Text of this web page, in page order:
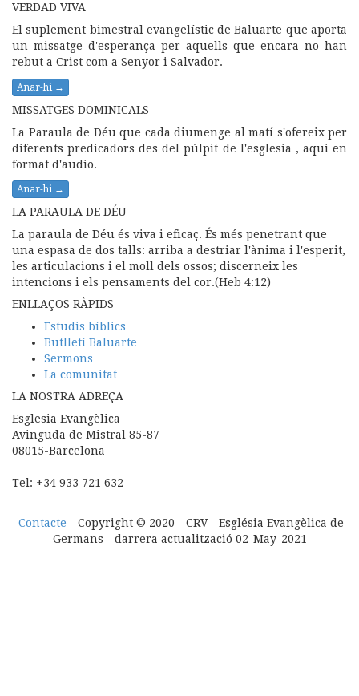
VERDAD VIVA
El suplement bimestral evangelístic de Baluarte que aporta
un missatge d'esperança per aquells que encara no han
rebut a Crist com a Senyor i Salvador.
Anar-hi →
MISSATGES DOMINICALS
La Paraula de Déu que cada diumenge al matí s'ofereix per
diferents predicadors des del púlpit de l'esglesia , aqui en
format d'audio.
Anar-hi →
LA PARAULA DE DÉU
La paraula de Déu és viva i eficaç. És més penetrant que
una espasa de dos talls: arriba a destriar l'ànima i l'esperit,
les articulacions i el moll dels ossos; discerneix les
intencions i els pensaments del cor.(Heb 4:12)
ENLLAÇOS RÀPIDS
Estudis bíblics
Butlletí Baluarte
Sermons
La comunitat
LA NOSTRA ADREÇA
Esglesia Evangèlica
Avinguda de Mistral 85-87
08015-Barcelona
Tel: +34 933 721 632
Contacte - Copyright © 2020 - CRV - Església Evangèlica de
Germans - darrera actualització 02-May-2021